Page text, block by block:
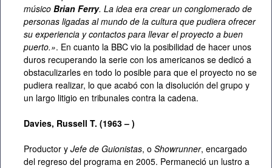
músico Brian Ferry. La idea era crear un conglomerado de
personas ligadas al mundo de la cultura que pudiera ofrecer
su experiencia y contactos para llevar el proyecto a buen
puerto.». En cuanto la BBC vio la posibilidad de hacer unos
duros recuperando la serie con los americanos se dedicó a
obstaculizarles en todo lo posible para que el proyecto no se
pudiera realizar, lo que acabó con la disolución del grupo y
un largo litigio en tribunales contra la cadena.
Davies, Russell T. (1963 – )
Productor y Jefe de Guionistas, o Showrunner, encargado
del regreso del programa en 2005. Permaneció un lustro a